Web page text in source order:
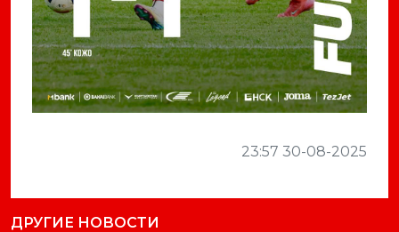
23:57 30-08-2025
ДРУГИЕ НОВОСТИ